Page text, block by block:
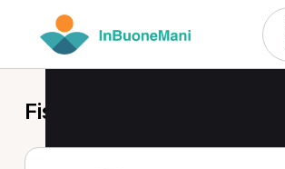
Fisioterapista a Cassino